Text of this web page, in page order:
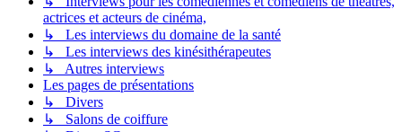
actrices et acteurs de cinéma,
↳ Les interviews du domaine de la santé
↳ Les interviews des kinésithérapeutes
↳ Autres interviews
Les pages de présentations
↳ Divers
↳ Salons de coiffure